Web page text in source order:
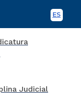
ES